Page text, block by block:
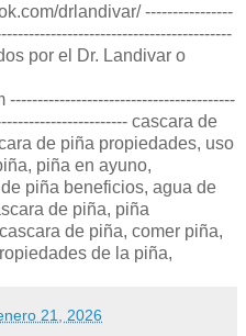
drlandivar/ ----------------
por el Dr. Landivar o
cascara de
de piña propiedades, uso
piña en ayuno,
piña beneficios, agua de
de piña, piña
de piña, comer piña,
de la piña,
21, 2026